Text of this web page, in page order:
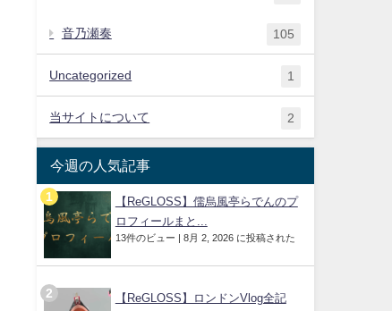
音乃瀬奏 105
Uncategorized 1
当サイトについて 2
今週の人気記事
【ReGLOSS】儒烏風亭らでんのプ
ロフィールまと...
13件のビュー 8月 2, 2026 に投稿された
【ReGLOSS】ロンドンVlog全記